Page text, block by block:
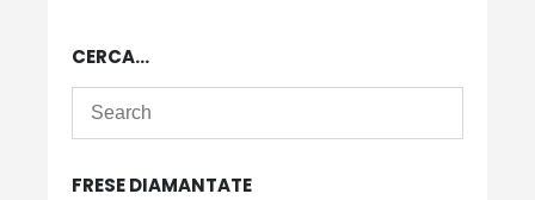
CERCA…
FRESE DIAMANTATE